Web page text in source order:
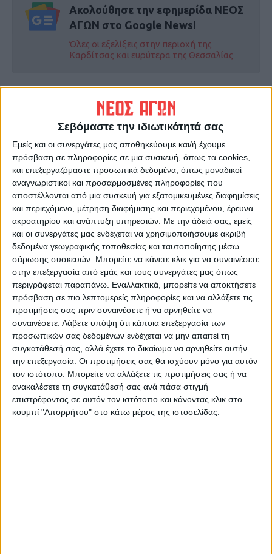
Σεβόμαστε την ιδιωτικότητά σας
Εμείς και οι συνεργάτες μας αποθηκεύουμε και/ή έχουμε
πρόσβαση σε πληροφορίες σε μια συσκευή, όπως τα cookies,
και επεξεργαζόμαστε προσωπικά δεδομένα, όπως μοναδικοί
αναγνωριστικοί και προσαρμοσμένες πληροφορίες που
αποστέλλονται από μια συσκευή για εξατομικευμένες διαφημίσεις
και περιεχόμενο, μέτρηση διαφήμισης και περιεχομένου, έρευνα
ακροατηρίου και ανάπτυξη υπηρεσιών. Με την άδειά σας, εμείς
και οι συνεργάτες μας ενδέχεται να χρησιμοποιήσουμε ακριβή
δεδομένα γεωγραφικής τοποθεσίας και ταυτοποίησης μέσω
σάρωσης συσκευών. Μπορείτε να κάνετε κλικ για να συναινέσετε
στην επεξεργασία από εμάς και τους συνεργάτες μας όπως
περιγράφεται παραπάνω. Εναλλακτικά, μπορείτε να αποκτήσετε
πρόσβαση σε πιο λεπτομερείς πληροφορίες και να αλλάξετε τις
προτιμήσεις σας πριν συναινέσετε ή να αρνηθείτε να
συναινέσετε. Λάβετε υπόψη ότι κάποια επεξεργασία των
προσωπικών σας δεδομένων ενδέχεται να μην απαιτεί τη
συγκατάθεσή σας, αλλά έχετε το δικαίωμα να αρνηθείτε αυτήν
την επεξεργασία. Οι προτιμήσεις σας θα ισχύουν μόνο για αυτόν
τον ιστότοπο. Μπορείτε να αλλάξετε τις προτιμήσεις σας ή να
ανακαλέσετε τη συγκατάθεσή σας ανά πάσα στιγμή
επιστρέφοντας σε αυτόν τον ιστότοπο και κάνοντας κλικ στο
κουμπί "Απορρήτου" στο κάτω μέρος της ιστοσελίδας.
Ακολούθησε την εφημερίδα ΝΕΟΣ
ΑΓΩΝ στο Google News!
Όλες οι εξελίξεις στην περιοχή της
Καρδίτσας και ευρύτερα της Θεσσαλίας
Στη... σκιά του κορωνοϊού και
οι φετινές Απόκριες
Τσιάρας: Σε δύο χρόνια θα
δικάζουμε ψηφιακά
ΝΕΟΣ ΑΓΩΝ
https://neosagon.gr
Η Αρχαιότερη Καθημερινή Πρωινή Εφημερίδα της Καρδίτσας
ΠΑΡΟΜΟΙΑ ΑΡΘΡΑ